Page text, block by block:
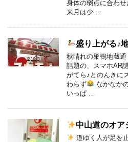
身体の弱点に合わ
来月は少 …
盛り上がる♪
秋晴れの巣鴨地蔵
話題の、スマホAR
がてら♪とのんきに
わらず
なかなか
いっぱ …
中山道のオア
道ゆく人が足を